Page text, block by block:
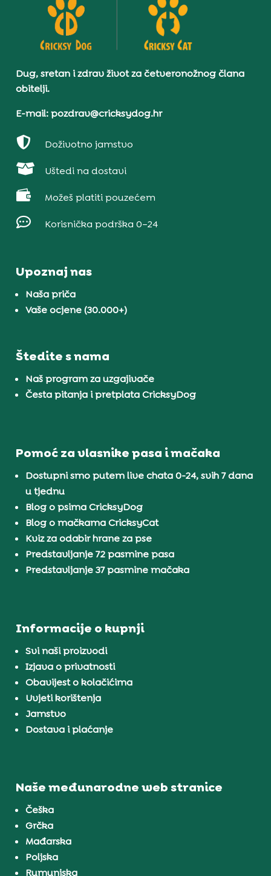
Dug, sretan i zdrav život za četveronožnog člana
obitelji.
E-mail: pozdrav@cricksydog.hr
 Doživotno jamstvo
 Uštedi na dostavi
 Možeš platiti pouzećem
 Korisnička podrška 0–24
Upoznaj nas
Naša priča
Vaše ocjene (30.000+)
Štedite s nama
Naš program za uzgajivače
Česta pitanja i pretplata CricksyDog
Pomoć za vlasnike pasa i mačaka
Dostupni smo putem live chata 0-24, svih 7 dana
u tjednu
Blog o psima CricksyDog
Blog o mačkama CricksyCat
Kviz za odabir hrane za pse
Predstavljanje 72 pasmine pasa
Predstavljanje 37 pasmine mačaka
Informacije o kupnji
Svi naši proizvodi
Izjava o privatnosti
Obavijest o kolačićima
Uvjeti korištenja
Jamstvo
Dostava i plaćanje
Naše međunarodne web stranice
Češka
Grčka
Mađarska
Poljska
Rumunjska